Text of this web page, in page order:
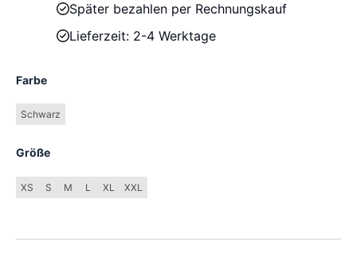
Später bezahlen per Rechnungskauf
Lieferzeit: 2-4 Werktage
Farbe
Schwarz
Größe
XS S M L XL XXL